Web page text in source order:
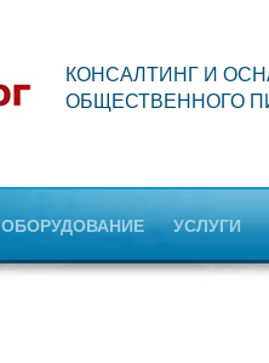
КОНСАЛТИНГ И
ОБЩЕСТВЕННОГО
ОБОРУДОВАНИЕ УСЛУГИ